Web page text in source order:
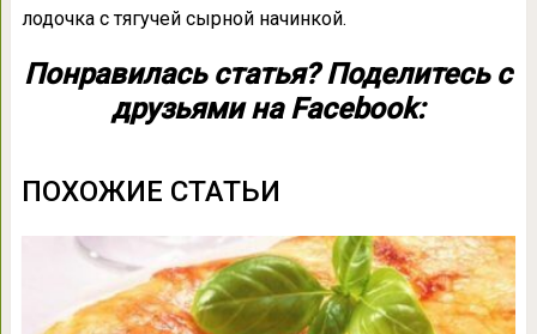
лодочка с тягучей сырной начинкой.
Понравилась статья? Поделитесь с
друзьями на Facebook:
ПОХОЖИЕ СТАТЬИ